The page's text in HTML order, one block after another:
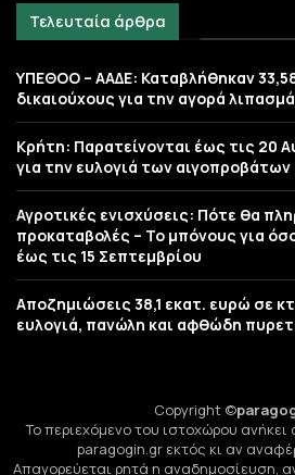
Τελευταία άρθρα
ΥΠΕΘΟΟ – ΑΑΔΕ: Καταβλήθηκαν
δικαιούχους για την αγορά
Κρήτη: Παρατείνονται έως τις 20
για την ευλογιά των αιγοπροβάτων
Αγροτικές ενισχύσεις: Πότε θα
προκαταβολές – Το μπόνους για
έως τις 15 Σεπτεμβρίου
Αποζημιώσεις 38,1 εκατ. ευρώ σε
ευλογιά, πανώλη και αφθώδη
Copyright ©
Το περιεχόμενο του ιστοχώρου
paragogin.gr εκτός κι αν
Απαγορεύεται ρητά η αναδημοσίευση,